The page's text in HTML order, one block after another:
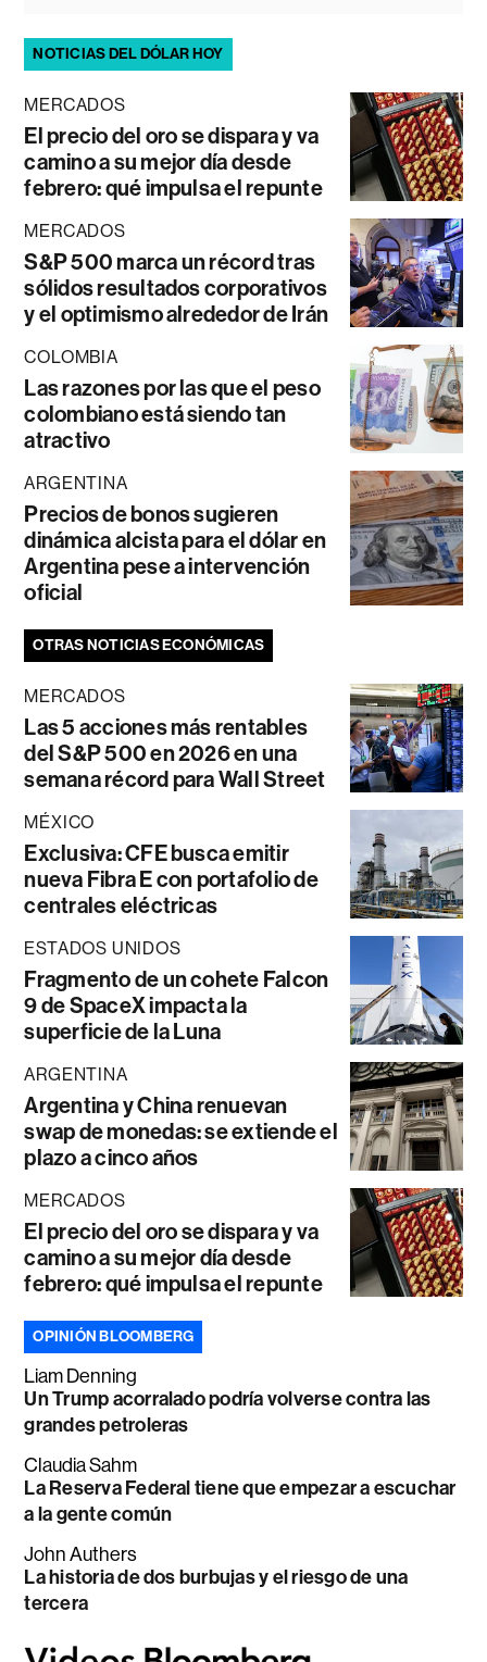
NOTICIAS DEL DÓLAR HOY
MERCADOS
El precio del oro se dispara y va
camino a su mejor día desde
febrero: qué impulsa el repunte
MERCADOS
S&P 500 marca un récord tras
sólidos resultados corporativos
y el optimismo alrededor de Irán
COLOMBIA
Las razones por las que el peso
colombiano está siendo tan
atractivo
ARGENTINA
Precios de bonos sugieren
dinámica alcista para el dólar en
Argentina pese a intervención
oficial
OTRAS NOTICIAS ECONÓMICAS
MERCADOS
Las 5 acciones más rentables
del S&P 500 en 2026 en una
semana récord para Wall Street
MÉXICO
Exclusiva: CFE busca emitir
nueva Fibra E con portafolio de
centrales eléctricas
ESTADOS UNIDOS
Fragmento de un cohete Falcon
9 de SpaceX impacta la
superficie de la Luna
ARGENTINA
Argentina y China renuevan
swap de monedas: se extiende el
plazo a cinco años
MERCADOS
El precio del oro se dispara y va
camino a su mejor día desde
febrero: qué impulsa el repunte
OPINIÓN BLOOMBERG
Liam Denning
Un Trump acorralado podría volverse contra las
grandes petroleras
Claudia Sahm
La Reserva Federal tiene que empezar a escuchar
a la gente común
John Authers
La historia de dos burbujas y el riesgo de una
tercera